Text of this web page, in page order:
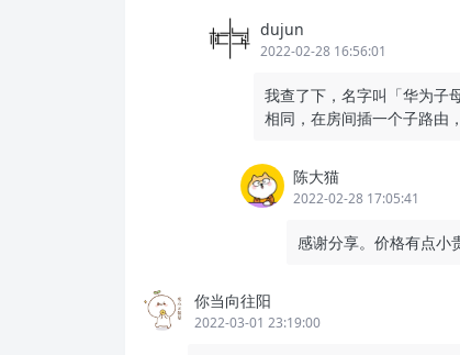
dujun
2022-02-28 16:56:01
我查了下，名字叫「华为子
相同，在房间插一个子路由
陈大猫
2022-02-28 17:05:41
感谢分享。价格有点小
你当向往阳
2022-03-01 23:19:00